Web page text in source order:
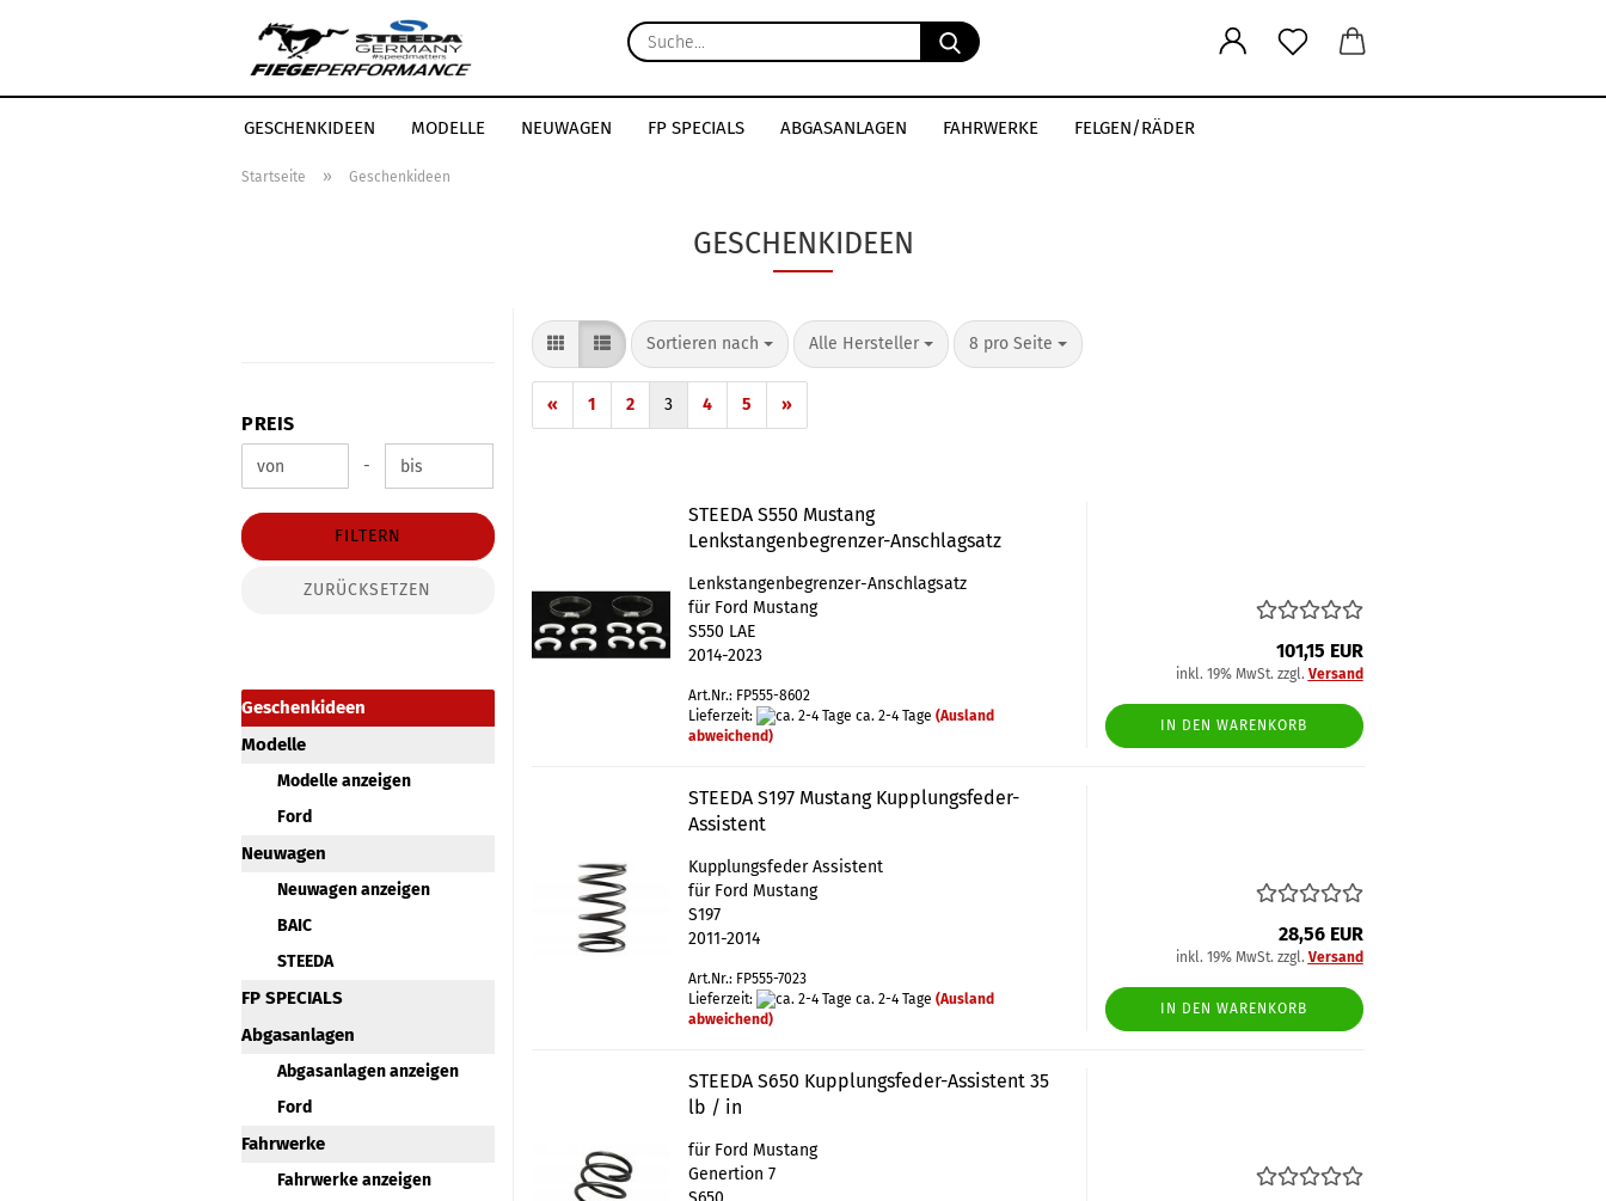
Suche...
GESCHENKIDEEN MODELLE NEUWAGEN FP SPECIALS ABGASANLAGEN FAHRWERKE FELGEN/RÄDER
LEISTUNGSSTEIGERUNG
Startseite » Geschenkideen
GESCHENKIDEEN
PREIS
Preis bis -
FILTERN
ZURÜCKSETZEN
Geschenkideen
Modelle
Modelle anzeigen
Ford
Neuwagen
Neuwagen anzeigen
BAIC
STEEDA
FP SPECIALS
Abgasanlagen
Abgasanlagen anzeigen
Ford
Fahrwerke
Fahrwerke anzeigen
Sortieren nach
Sortieren nach Alle Hersteller
pro Seite 8 pro Seite
pro Seite
« 1 2 3 4 5 »
STEEDA S550 Mustang
Lenkstangenbegrenzer-Anschlagsatz
Lenkstangenbegrenzer-Anschlagsatz
für Ford Mustang
S550 LAE
2014-2023
Art.Nr.: FP555-8602
Lieferzeit:
ca. 2-4 Tage (Ausland
abweichend)
101,15 EUR
inkl. 19% MwSt. zzgl. Versand
IN DEN WARENKORB
STEEDA S197 Mustang Kupplungsfeder-
Assistent
Kupplungsfeder Assistent
für Ford Mustang
S197
2011-2014
Art.Nr.: FP555-7023
Lieferzeit:
ca. 2-4 Tage (Ausland
abweichend)
28,56 EUR
inkl. 19% MwSt. zzgl. Versand
IN DEN WARENKORB
STEEDA S650 Kupplungsfeder-Assistent 35
lb / in
für Ford Mustang
Genertion 7